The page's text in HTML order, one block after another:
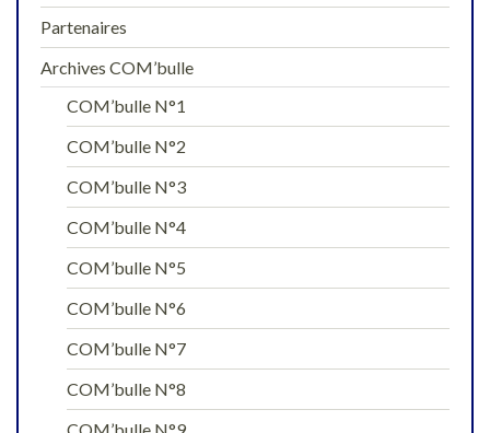
Partenaires
Archives COM’bulle
COM’bulle N°1
COM’bulle N°2
COM’bulle N°3
COM’bulle N°4
COM’bulle N°5
COM’bulle N°6
COM’bulle N°7
COM’bulle N°8
COM’bulle N°9